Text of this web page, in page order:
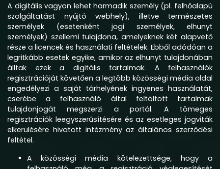
A digitális vagyon lehet harmadik személy (pl. felhőalapú
szolgáltatást nyújtó webhely), illetve természetes
személyek (esetenként jogi személyek, elhunyt
személyek) szellemi tulajdona, amelyeknek két alapvető
része a licencek és használati feltételek. Ebből adódóan a
legritkább esetek egyike, amikor az elhunyt tulajdonában
álltak ezek a digitális tartalmak. A felhasználók
regisztrációját követően a legtöbb közösségi média oldal
engedélyezi a saját tárhelyének ingyenes használatát,
cserébe a felhasználó által feltöltött tartalmak
tulajdonjogát megszerzi a portál. A tömeges
regisztrációk leegyszerűsítésére és az esetleges jogviták
elkerülésére hivatott intézmény az általános szerződési
feltétel.
A közösségi média kötelezettsége, hogy a